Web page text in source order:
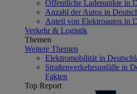
Öffentliche Ladepunkte in
Anzahl der Autos in
Anteil von Elektroautos in
Verkehr & Logistik
Themen
Weitere Themen
Elektromobilität in
Straßenverkehrsunfälle in
Fakten
Top Report